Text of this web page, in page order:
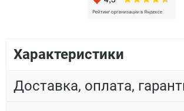
Характеристики
Доставка, оплата,